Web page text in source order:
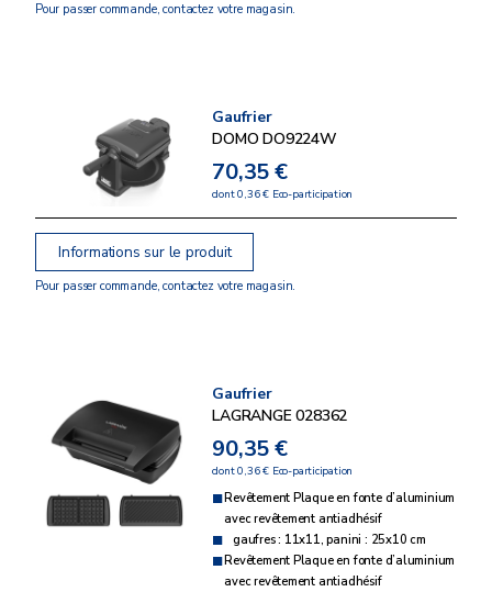
Pour passer commande, contactez votre magasin.
Gaufrier
DOMO DO9224W
70,35 €
dont 0,36 € Eco-participation
Informations sur le produit
Pour passer commande, contactez votre magasin.
Gaufrier
LAGRANGE 028362
90,35 €
dont 0,36 € Eco-participation
Revêtement Plaque en fonte d’aluminium
avec revêtement antiadhésif
gaufres : 11x11, panini : 25x10 cm
Revêtement Plaque en fonte d’aluminium
avec revêtement antiadhésif